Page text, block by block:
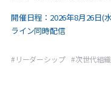
開催日程： 2026年8月26日(
ライン同時配信
# リーダーシップ #次世代組織